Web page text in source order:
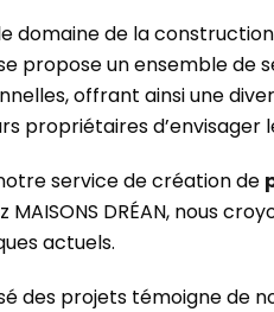
domaine de la
propose un ensemble de
offrant ainsi une
propriétaires d’envisager
service de création de
DRÉAN, nous
actuels.
des projets témoigne